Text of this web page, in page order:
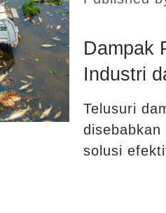
Dampak
Industri
Telusuri
solusi